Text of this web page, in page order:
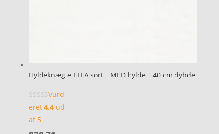
Hyldeknægte ELLA sort – MED hylde – 40 cm dybde
Vurd
eret 4.4ud
af 5